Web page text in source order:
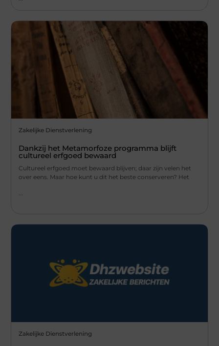
Zakelijke Dienstverlening
Dankzij het Metamorfoze programma blijft
cultureel erfgoed bewaard
Cultureel erfgoed moet bewaard blijven; daar zijn velen het
over eens. Maar hoe kunt u dit het beste conserveren? Het
Zakelijke Dienstverlening